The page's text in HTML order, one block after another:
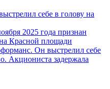
себе в голову на
2025 года признан
Красной площади
Он выстрелил себе
Акциониста задержала